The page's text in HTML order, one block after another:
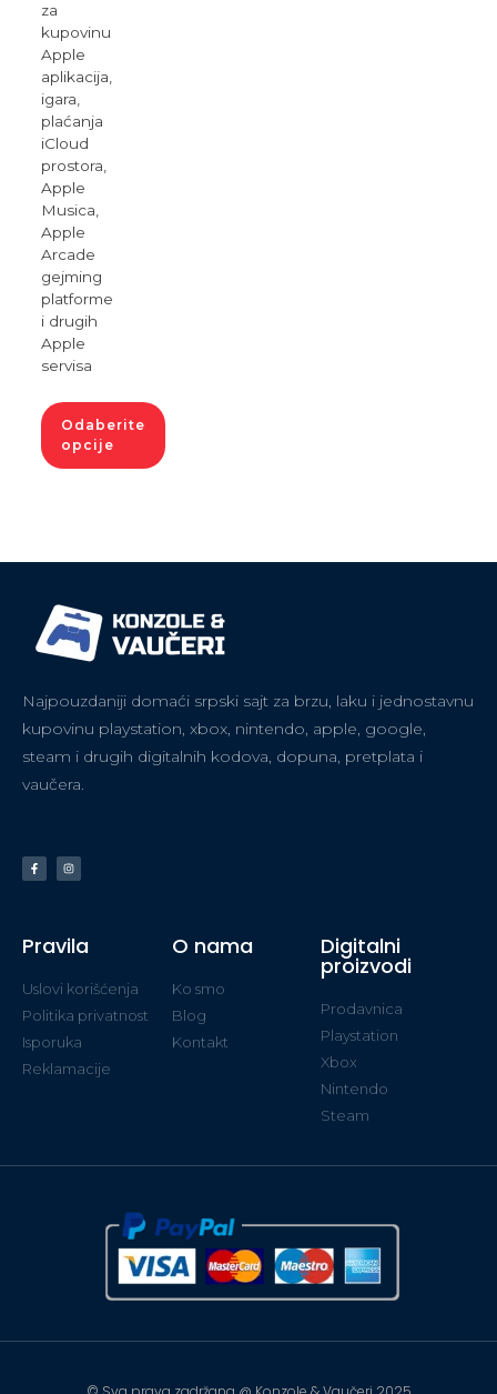
za
kupovinu
Apple
aplikacija,
igara,
plaćanja
iCloud
prostora,
Apple
Musica,
Apple
Arcade
gejming
platforme
i drugih
Apple
servisa
Odaberite
opcije
Najpouzdaniji domaći srpski sajt za brzu, laku i jednostavnu
kupovinu playstation, xbox, nintendo, apple, google,
steam i drugih digitalnih kodova, dopuna, pretplata i
vaučera.
Pravila
Uslovi korišćenja
Politika privatnost
Isporuka
Reklamacije
O nama
Ko smo
Blog
Kontakt
Digitalni
proizvodi
Prodavnica
Playstation
Xbox
Nintendo
Steam